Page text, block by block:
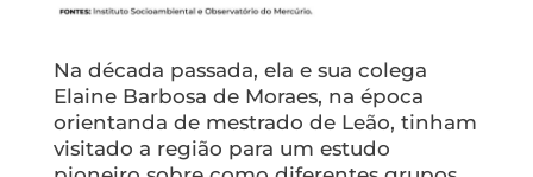
Na década passada, ela e sua colega
Elaine Barbosa de Moraes, na época
orientanda de mestrado de Leão, tinham
visitado a região para um estudo